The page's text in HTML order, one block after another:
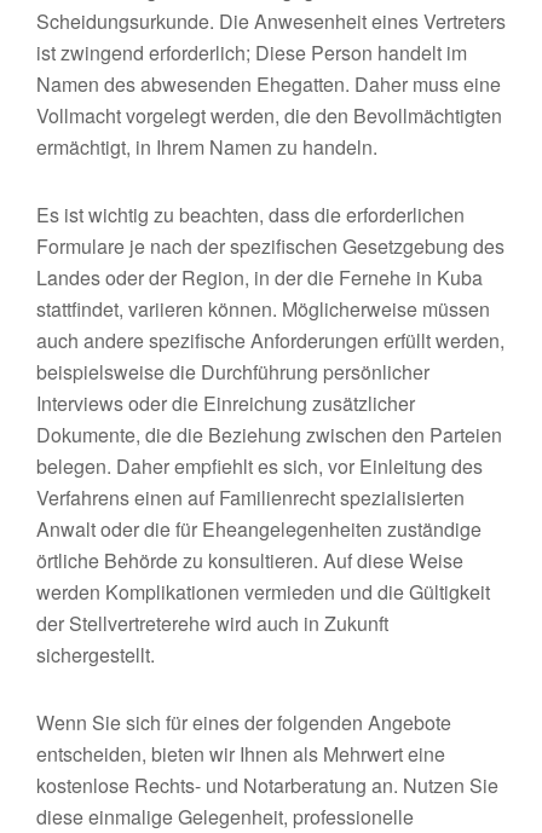
Scheidungsurkunde. Die Anwesenheit eines Vertreters
ist zwingend erforderlich; Diese Person handelt im
Namen des abwesenden Ehegatten. Daher muss eine
Vollmacht vorgelegt werden, die den Bevollmächtigten
ermächtigt, in Ihrem Namen zu handeln.
Es ist wichtig zu beachten, dass die erforderlichen
Formulare je nach der spezifischen Gesetzgebung des
Landes oder der Region, in der die Fernehe in Kuba
stattfindet, variieren können. Möglicherweise müssen
auch andere spezifische Anforderungen erfüllt werden,
beispielsweise die Durchführung persönlicher
Interviews oder die Einreichung zusätzlicher
Dokumente, die die Beziehung zwischen den Parteien
belegen. Daher empfiehlt es sich, vor Einleitung des
Verfahrens einen auf Familienrecht spezialisierten
Anwalt oder die für Eheangelegenheiten zuständige
örtliche Behörde zu konsultieren. Auf diese Weise
werden Komplikationen vermieden und die Gültigkeit
der Stellvertreterehe wird auch in Zukunft
sichergestellt.
Wenn Sie sich für eines der folgenden Angebote
entscheiden, bieten wir Ihnen als Mehrwert eine
kostenlose Rechts- und Notarberatung an. Nutzen Sie
diese einmalige Gelegenheit, professionelle